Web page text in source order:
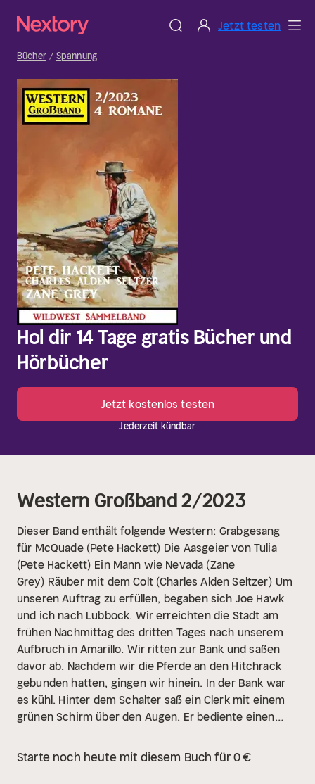
Jetzt testen
Bücher Spannung
Hol dir 14 Tage gratis Bücher und
Hörbücher
Jetzt kostenlos testen
Jederzeit kündbar
Western Großband 2/2023
Dieser Band enthält folgende Western: Grabgesang
für McQuade (Pete Hackett) Die Aasgeier von Tulia
(Pete Hackett) Ein Mann wie Nevada (Zane
Grey) Räuber mit dem Colt (Charles Alden Seltzer) Um
unseren Auftrag zu erfüllen, begaben sich Joe Hawk
und ich nach Lubbock. Wir erreichten die Stadt am
frühen Nachmittag des dritten Tages nach unserem
Aufbruch in Amarillo. Wir ritten zur Bank und saßen
davor ab. Nachdem wir die Pferde an den Hitchrack
gebunden hatten, gingen wir hinein. In der Bank war
es kühl. Hinter dem Schalter saß ein Clerk mit einem
grünen Schirm über den Augen. Er bediente einen
wandte sich der Clerk uns zu.
»Wir möchten Direktor
Starte noch heute mit diesem Buch für 0 €